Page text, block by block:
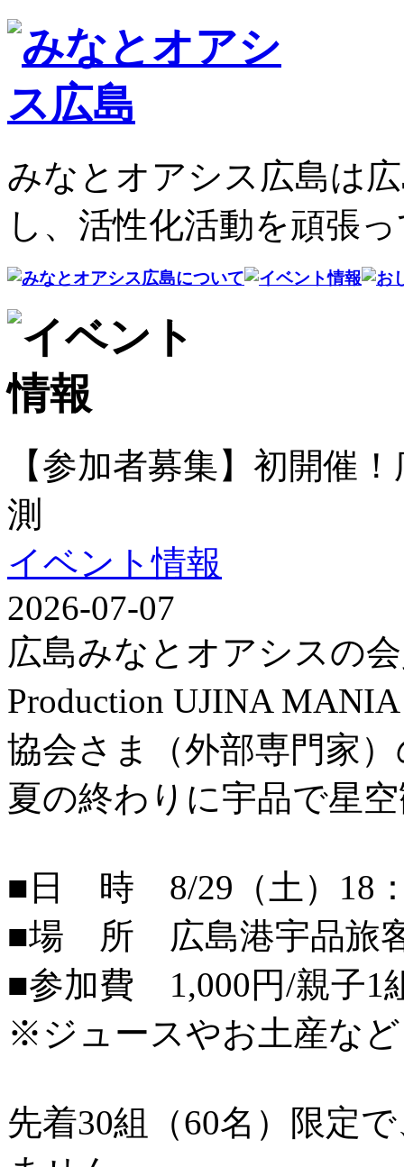
みなとオアシス広島は
し、活性化活動を頑張
【参加者募集】初開催
測
イベント情報
2026-07-07
広島みなとオアシスの
Production UJINA
協会さま（外部専門家
夏の終わりに宇品で星
■日 時 8/29（土）18
■場 所 広島港宇品旅
■参加費 1,000円/親子1
※ジュースやお土産な
先着30組（60名）限定